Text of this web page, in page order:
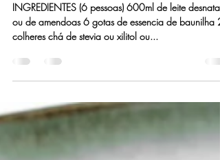
23 de ago. de 2021
INGREDIENTES (6 pessoas) 600ml de leite
ou de amendoas 6 gotas de essencia de baunilha 2
colheres chá de stevia ou xilitol ou...